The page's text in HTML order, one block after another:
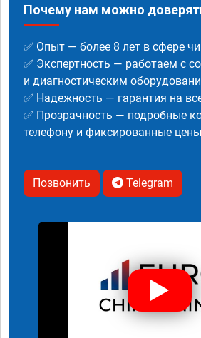
Почему нам можно
✅ Опыт — более 8 лет в сфере
✅ Экспертность — работаем с
и диагностическим
✅ Надежность — гарантия на
✅ Прозрачность — подробные
телефону и фиксированные
Позвонить Telegram